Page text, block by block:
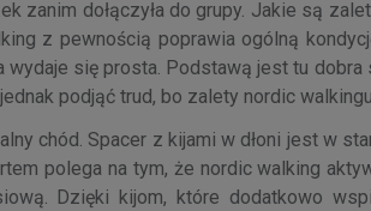
zanim dołączyła do grupy. Jakie są
z pewnością poprawia ogólną
się prosta. Podstawą jest tu dobra
podjąć trud, bo zalety nordic
chód. Spacer z kijami w dłoni jest w
polega na tym, że nordic walking
Dzięki kijom, które dodatkowo